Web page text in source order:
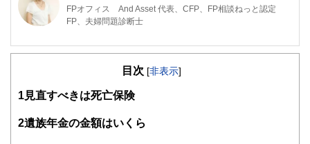
FPオフィス And Asset 代表、CFP、FP相談ねっと認定
FP、夫婦問題診断士
保険代理店勤務を経て独立。高齢出産夫婦が2人目を産み、
黒字になるようライフプラン設計を行っている。子どもが寝
書に「書けばわかる！わが家の家計にピッタリな子育て＆教
https://www.andasset.net/
目次 [非表示]
1 見直すべきは死亡保険
2遺族年金の金額はいくら